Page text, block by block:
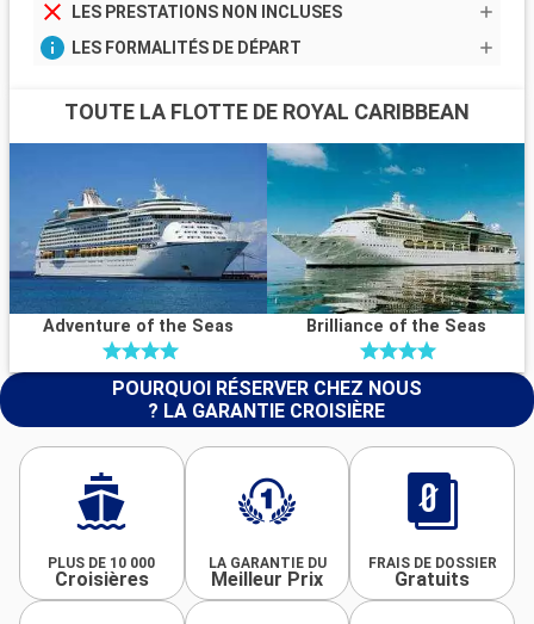
LES PRESTATIONS NON INCLUSES
LES FORMALITÉS DE DÉPART
TOUTE LA FLOTTE DE ROYAL CARIBBEAN
Adventure of the Seas Brilliance of the Seas
POURQUOI RÉSERVER CHEZ NOUS
? LA GARANTIE CROISIÈRE
PLUS DE 10 000
Croisières
LA GARANTIE DU
Meilleur Prix
FRAIS DE DOSSIER
Gratuits